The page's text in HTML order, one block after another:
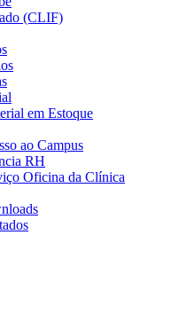
(CLIF)
em Estoque
ao Campus
RH
Oficina da Clínica